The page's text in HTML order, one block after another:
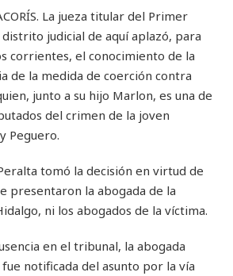
La jueza titular del Primer
judicial de aquí aplazó, para
corrientes, el conocimiento de la
de la medida de coerción contra
junto a su hijo Marlon, es una de
del crimen de la joven
Peguero.
tomó la decisión en virtud de
presentaron la abogada de la
ni los abogados de la víctima.
en el tribunal, la abogada
notificada del asunto por la vía